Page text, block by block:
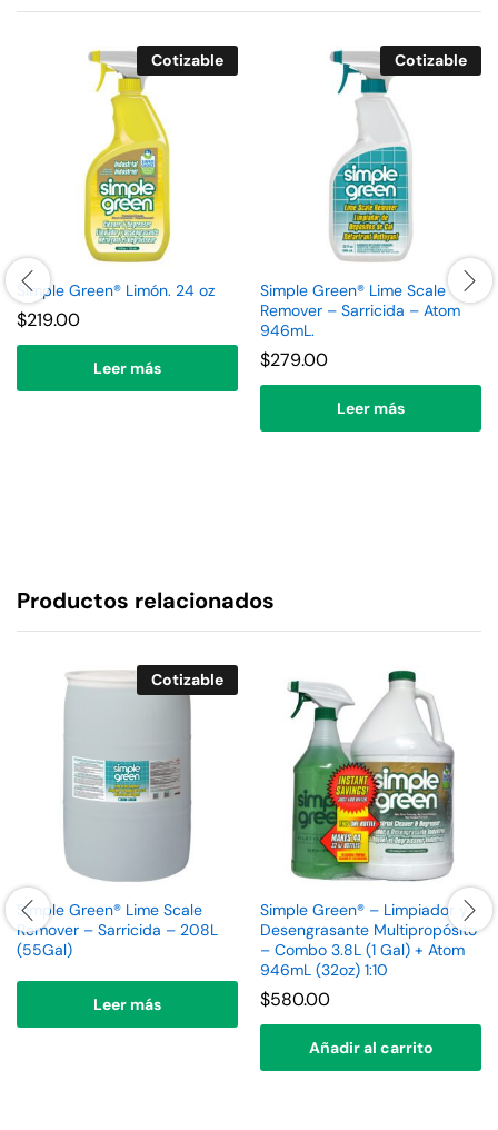
Cotizable
Simple Green® Limón. 24 oz
$219.00
Leer más
Cotizable
Simple Green® Lime Scale
Remover – Sarricida – Atom
946mL.
$279.00
Leer más
Productos relacionados
Cotizable
Simple Green® Lime Scale
Remover – Sarricida – 208L
(55Gal)
Leer más
Simple Green® – Limpiador y
Desengrasante Multipropósito
– Combo 3.8L (1 Gal) + Atom
946mL (32oz) 1:10
$580.00
Añadir al carrito